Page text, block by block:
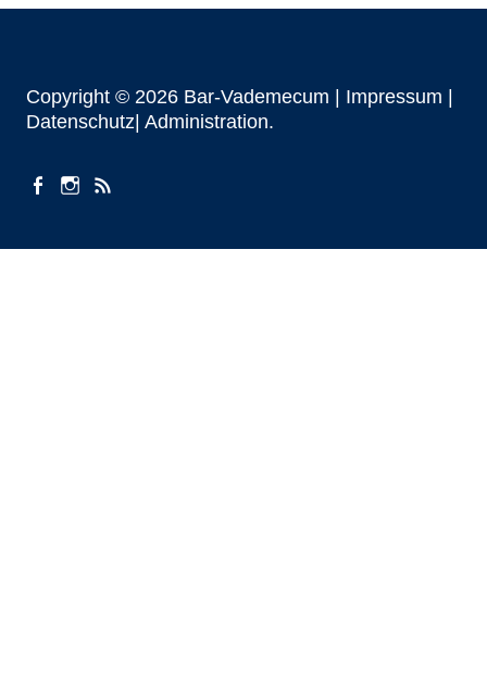
Copyright © 2026 Bar-Vademecum | Impressum
Datenschutz| Administration